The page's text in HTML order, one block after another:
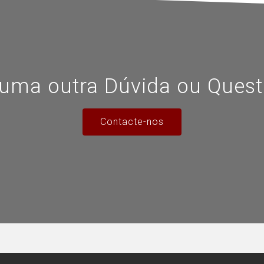
outra Dúvida ou
Contacte-nos